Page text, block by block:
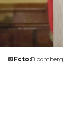
Foto:Bloomberg